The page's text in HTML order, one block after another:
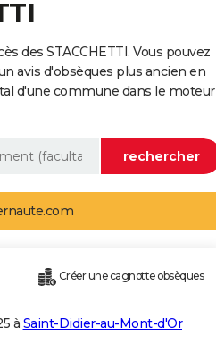
des STACCHETTI. Vous pouvez
avis d'obsèques plus ancien en
d'une commune dans le moteur
Créer une cagnotte obsèques
à Saint-Didier-au-Mont-d'Or